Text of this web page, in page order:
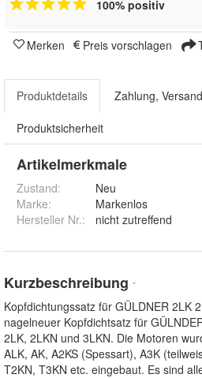
100% positiv
Merken Preis vorschlagen
Produktdetails Zahlung,
Produktsicherheit
Artikelmerkmale
Zustand:
Neu
Marke:
Markenlos
Hersteller Nr.:
nicht zutreffend
Kurzbeschreibung *
Kopfdichtungssatz für GÜLDNER 2LK
nagelneuer Kopfdichtsatz für
2LK, 2LKN und 3LKN. Die Motoren
ALK, AK, A2KS (Spessart), A3K
T2KN, T3KN etc. eingebaut. Es sind